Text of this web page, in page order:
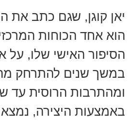
יאן קוגן, שגם כתב את
הוא אחד הכוחות
הסיפור האישי שלו, על
במשך שנים להתרחק
ומהתרבות הרוסית עד
באמצעות היצירה,